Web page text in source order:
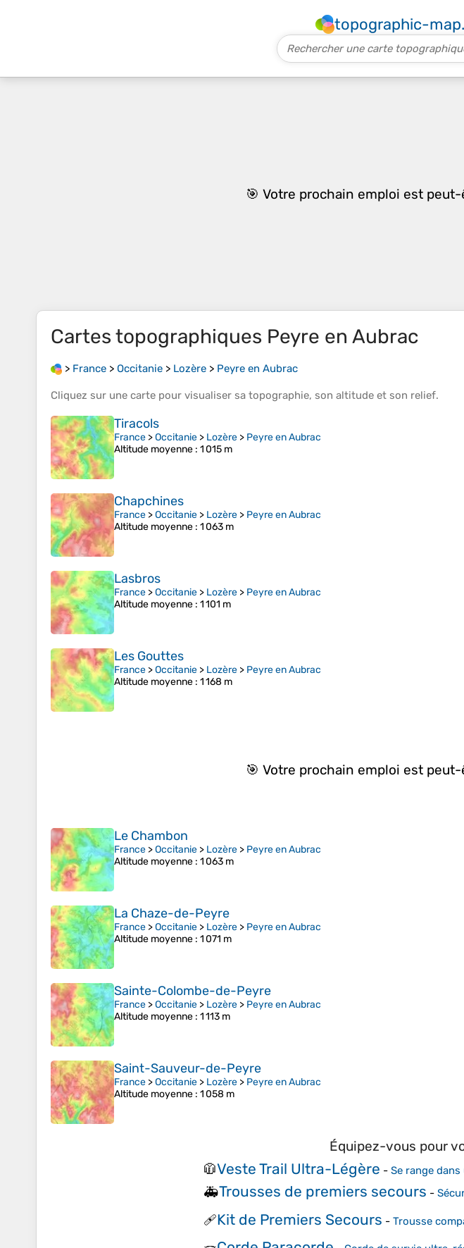
topographic-
🎯 Votre prochain emploi est
Cartes topographiques Peyre en Aubrac
> France > Occitanie > Lozère > Peyre en Aubrac
Cliquez sur une carte pour visualiser sa topographie, son altitude et son relief.
Tiracols
France >Occitanie > Lozère > Peyre en Aubrac
Altitude moyenne : 1 015 m
Chapchines
France >Occitanie > Lozère > Peyre en Aubrac
Altitude moyenne : 1 063 m
Lasbros
France >Occitanie > Lozère > Peyre en Aubrac
Altitude moyenne : 1 101 m
Les Gouttes
France >Occitanie > Lozère > Peyre en Aubrac
Altitude moyenne : 1 168 m
🎯 Votre prochain emploi est
Le Chambon
France >Occitanie > Lozère > Peyre en Aubrac
Altitude moyenne : 1 063 m
La Chaze-de-Peyre
France >Occitanie > Lozère > Peyre en Aubrac
Altitude moyenne : 1 071 m
Sainte-Colombe-de-Peyre
France >Occitanie > Lozère > Peyre en Aubrac
Altitude moyenne : 1 113 m
Saint-Sauveur-de-Peyre
France >Occitanie > Lozère > Peyre en Aubrac
Altitude moyenne : 1 058 m
Équipez-vous pour
🧥Veste Trail Ultra-Légère - Se range
🚑Trousses de premiers secours -
🩹Kit de Premiers Secours - Trousse